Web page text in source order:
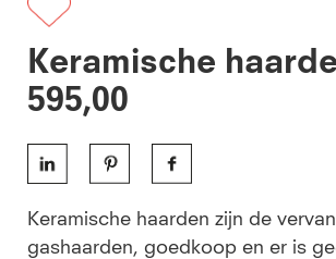
Keramische
595,00
Keramische haarden zijn de
gashaarden, goedkoop en er is